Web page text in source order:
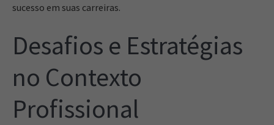
sucesso em suas carreiras.
Desafios e Estratégias
no Contexto
Profissional